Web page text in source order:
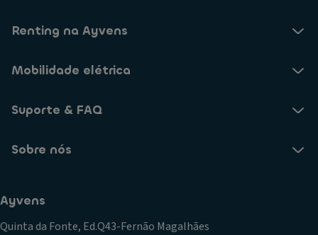
Renting na Ayvens
Mobilidade elétrica
Suporte & FAQ
Sobre nós
Ayvens
Quinta da Fonte, Ed.Q43-Fernão Magalhães